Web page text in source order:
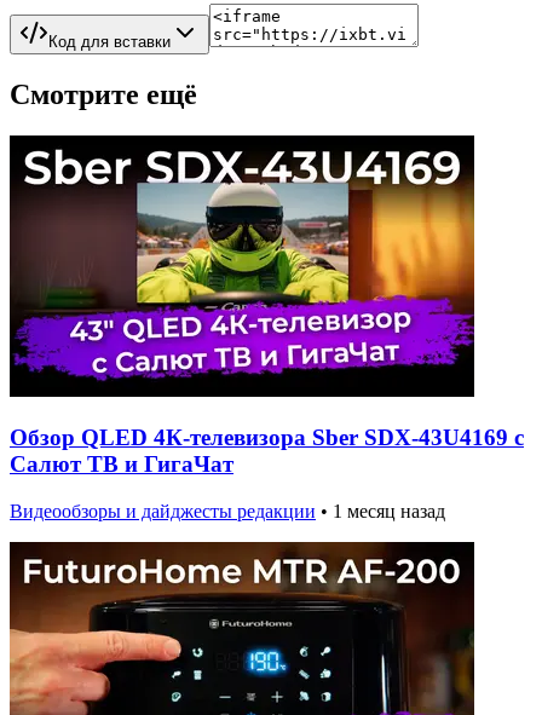
Код для вставки
Смотрите ещё
Обзор QLED 4К-телевизора Sber SDX-43U4169 с
Салют ТВ и ГигаЧат
Видеообзоры и дайджесты редакции • 1 месяц назад